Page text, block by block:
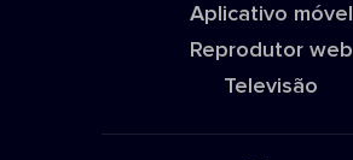
Aplicativo móvel
Reprodutor web
Televisão